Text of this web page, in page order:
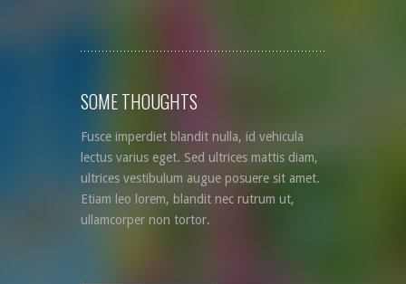
SOME THOUGHTS
Fusce imperdiet blandit nulla, id vehicula
lectus varius eget. Sed ultrices mattis diam,
ultrices vestibulum augue posuere sit amet.
Etiam leo lorem, blandit nec rutrum ut,
ullamcorper non tortor.